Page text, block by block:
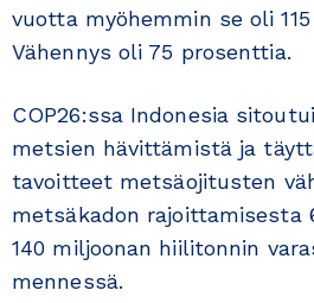
vuotta myöhemmin se oli
Vähennys oli 75 prosenttia.
COP26:ssa Indonesia
metsien hävittämistä ja
tavoitteet metsäojitusten
metsäkadon rajoittamisesta
140 miljoonan hiilitonnin
mennessä.